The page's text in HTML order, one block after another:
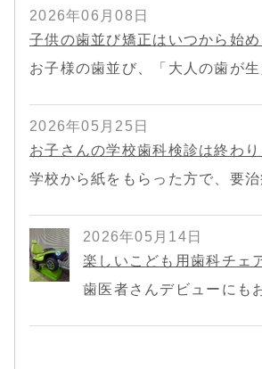
2026年06月08日
子供の歯並び矯正はいつから始
お子様の歯並び、「大人の歯が
2026年05月25日
お子さんの学校歯科検診は終わり
学校から紙をもらった方で、要
2026年05月14日
楽しいこども用歯科チェ
歯医者さんデビューにも